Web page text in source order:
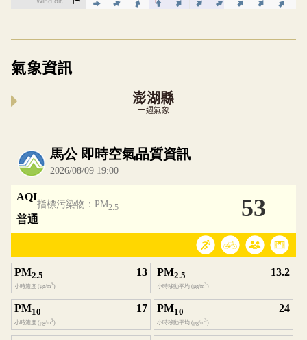
氣象資訊
澎湖縣
一週氣象
內嵌空氣品質小工具為視覺預覽，完整即時空